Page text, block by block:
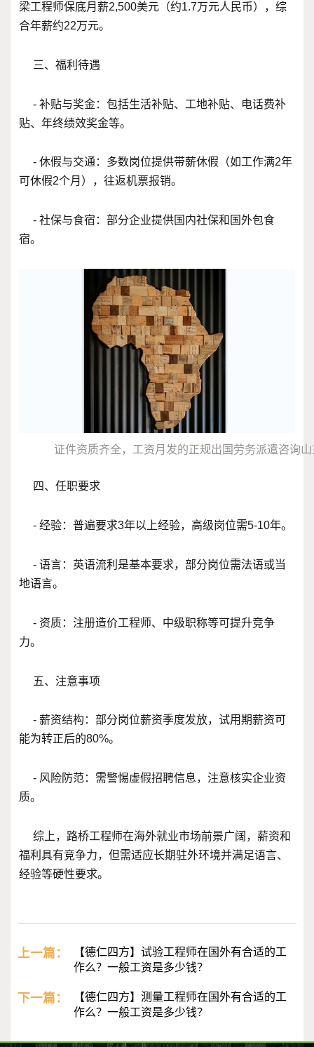
梁工程师保底月薪2,500美元（约1.7万元人民币），综
合年薪约22万元。
三、福利待遇
- 补贴与奖金：包括生活补贴、工地补贴、电话费补
贴、年终绩效奖金等。
- 休假与交通：多数岗位提供带薪休假（如工作满2年
可休假2个月），往返机票报销。
- 社保与食宿：部分企业提供国内社保和国外包食
宿。
证件资质齐全，工资月发的正规出国劳务派遣咨询
四、任职要求
- 经验：普遍要求3年以上经验，高级岗位需5-10年。
- 语言：英语流利是基本要求，部分岗位需法语或当
地语言。
- 资质：注册造价工程师、中级职称等可提升竞争
力。
五、注意事项
- 薪资结构：部分岗位薪资季度发放，试用期薪资可
能为转正后的80%。
- 风险防范：需警惕虚假招聘信息，注意核实企业资
质。
综上，路桥工程师在海外就业市场前景广阔，薪资和
福利具有竞争力，但需适应长期驻外环境并满足语言、
经验等硬性要求。
上一篇：
【德仁四方】试验工程师在国外有合适的工
作么？一般工资是多少钱？
下一篇：
【德仁四方】测量工程师在国外有合适的工
作么？一般工资是多少钱？